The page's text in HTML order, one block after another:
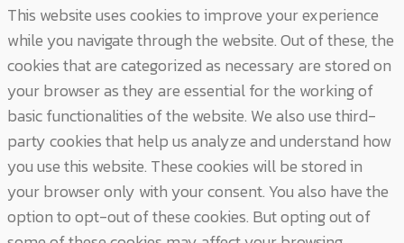
This website uses cookies to improve your experience
while you navigate through the website. Out of these, the
cookies that are categorized as necessary are stored on
your browser as they are essential for the working of
basic functionalities of the website. We also use third-
party cookies that help us analyze and understand how
you use this website. These cookies will be stored in
your browser only with your consent. You also have the
option to opt-out of these cookies. But opting out of